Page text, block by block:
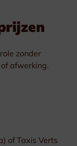
zonder
afwerking.
of Taxis Verts